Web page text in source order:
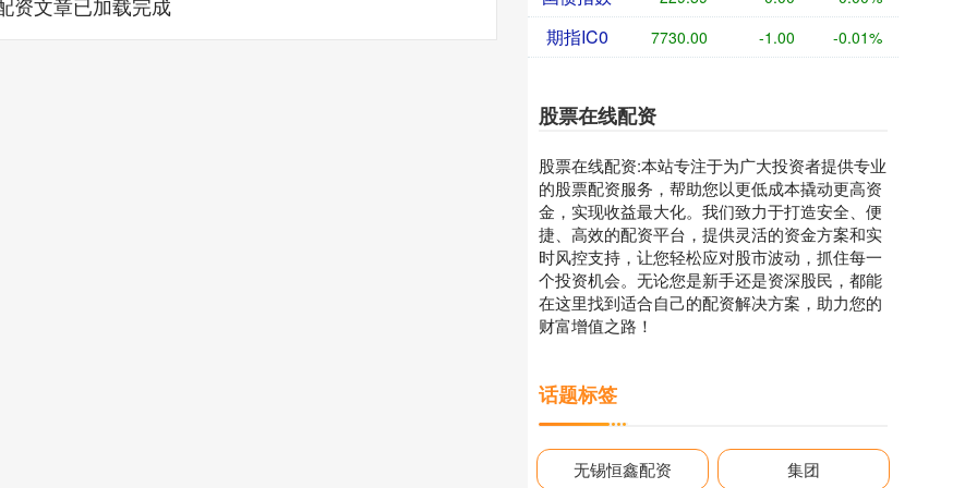
期指IC0 7730.00 -1.00 -0.01%
股票在线配资
股票在线配资:本站专注于为广大投资者提供专业
的股票配资服务，帮助您以更低成本撬动更高资
金，实现收益最大化。我们致力于打造安全、便
捷、高效的配资平台，提供灵活的资金方案和实
时风控支持，让您轻松应对股市波动，抓住每一
个投资机会。无论您是新手还是资深股民，都能
在这里找到适合自己的配资解决方案，助力您的
财富增值之路！
话题标签
无锡恒鑫配资 集团